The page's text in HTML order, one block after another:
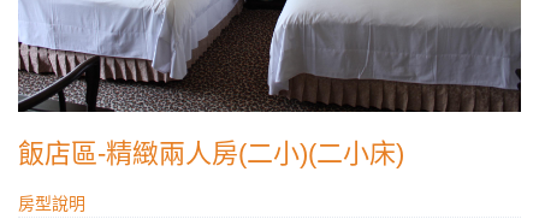
飯店區-精緻兩人房(二小)(二小床)
房型說明